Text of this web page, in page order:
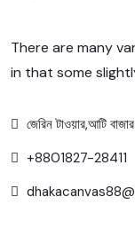
There are many
in that some
জেরিন টাওয়ার,আটি বাজার
+8801827-28411